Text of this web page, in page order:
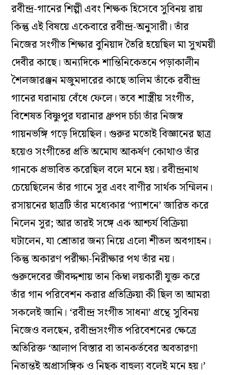
রবীন্দ্র-গানের শিল্পী এবং শিক্ষক হিসেবে সুবিনয় রায়
কিন্তু এই বিষয়ে একেবারে রবীন্দ্র-অনুসারী। তাঁর
নিজের সংগীত শিক্ষার বুনিয়াদ তৈরি হয়েছিল মা সুখময়ী
দেবীর কাছে। অন্যদিকে শান্তিনিকেতনে পড়াকালীন
শৈলজারঞ্জন মজুমদারের কাছে তালিম তাঁকে রবীন্দ্র
গানের ঘরানায় বেঁধে ফেলে। তবে শাস্ত্রীয় সংগীত,
বিশেষত বিষ্ণুপুর ঘরানার ধ্রুপদ চর্চা তাঁর নিজস্ব
গায়নভঙ্গি গড়ে দিয়েছিল। গুরুর মতোই বিজ্ঞানের ছাত্র
হয়েও সংগীতের প্রতি অমোঘ আকর্ষণ কোথাও তাঁর
গানকে প্রভাবিত করেছিল বলে মনে হয়। রবীন্দ্রনাথ
চেয়েছিলেন তাঁর গানে সুর এবং বাণীর সার্থক সম্মিলন।
রসায়নের ছাত্রটি তাঁর মধ্যেকার ‘প্যাশনে’ জারিত করে
নিলেন সুর; আর তারই সঙ্গে এক আশ্চর্য বিক্রিয়া
ঘটালেন, যা শ্রোতার জন্য নিয়ে এলো শীতল অবগাহন।
কিন্তু অকারণ পরীক্ষা-নিরীক্ষার পথ তাঁর নয়।
গুরুদেবের জীবদ্দশায় তান কিম্বা লয়কারী যুক্ত করে
তাঁর গান পরিবেশন করার প্রতিক্রিয়া কী ছিল তা আমরা
সকলেই জানি। ‘রবীন্দ্র সংগীত সাধনা’ গ্রন্থে সুবিনয়
নিজেও বলছেন, রবীন্দ্রসংগীত পরিবেশনের ক্ষেত্রে
অতিরিক্ত ‘আলাপ বিস্তার বা তানকর্তবের অবতারণা
নিতান্তই অপ্রাসঙ্গিক ও নিছক বাহুল্য বলেই মনে হয়।’